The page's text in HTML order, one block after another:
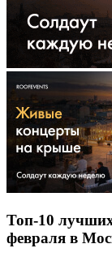
Топ-10
февраля в